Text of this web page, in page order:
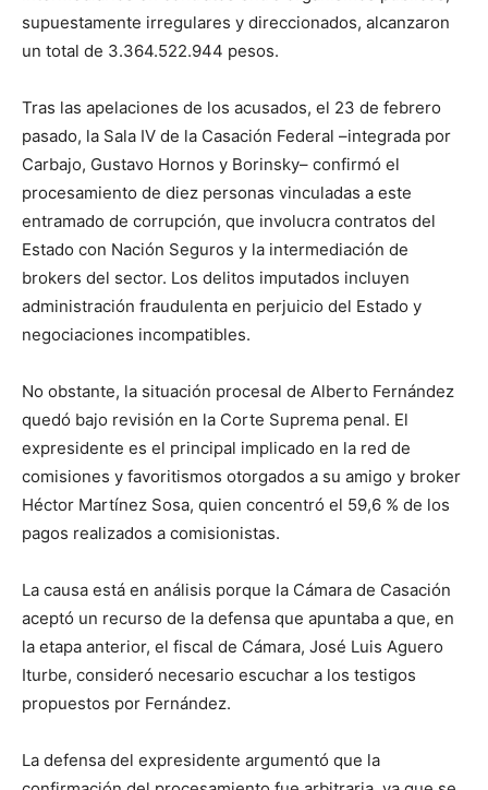
supuestamente irregulares y direccionados, alcanzaron
un total de 3.364.522.944 pesos.
Tras las apelaciones de los acusados, el 23 de febrero
pasado, la Sala IV de la Casación Federal –integrada por
Carbajo, Gustavo Hornos y Borinsky– confirmó el
procesamiento de diez personas vinculadas a este
entramado de corrupción, que involucra contratos del
Estado con Nación Seguros y la intermediación de
brokers del sector. Los delitos imputados incluyen
administración fraudulenta en perjuicio del Estado y
negociaciones incompatibles.
No obstante, la situación procesal de Alberto Fernández
quedó bajo revisión en la Corte Suprema penal. El
expresidente es el principal implicado en la red de
comisiones y favoritismos otorgados a su amigo y broker
Héctor Martínez Sosa, quien concentró el 59,6 % de los
pagos realizados a comisionistas.
La causa está en análisis porque la Cámara de Casación
aceptó un recurso de la defensa que apuntaba a que, en
la etapa anterior, el fiscal de Cámara, José Luis Aguero
Iturbe, consideró necesario escuchar a los testigos
propuestos por Fernández.
La defensa del expresidente argumentó que la